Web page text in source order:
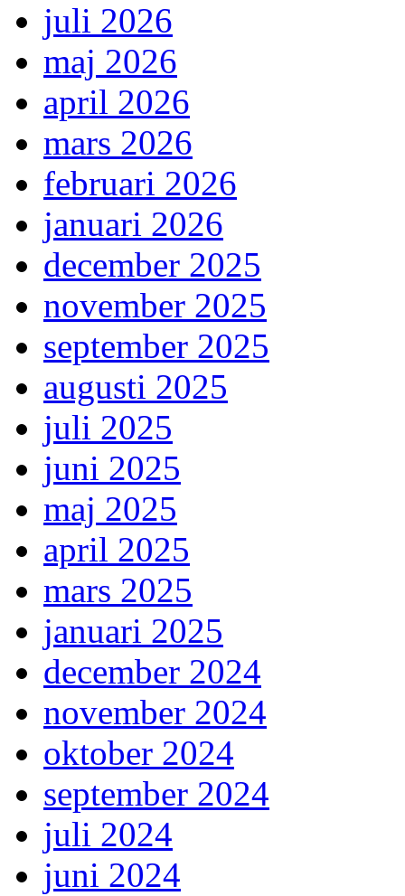
juli 2026
maj 2026
april 2026
mars 2026
februari 2026
januari 2026
december 2025
november 2025
september 2025
augusti 2025
juli 2025
juni 2025
maj 2025
april 2025
mars 2025
januari 2025
december 2024
november 2024
oktober 2024
september 2024
juli 2024
juni 2024